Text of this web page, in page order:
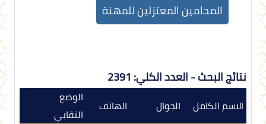
المحامين المعتزلين للمهنة
نتائج البحث - العدد الكلي: 2391
الاسم الكامل الجوال الهاتف
الوضع
النقابي